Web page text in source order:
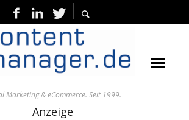
Marketing & eCommerce. Seit 1999.
Anzeige